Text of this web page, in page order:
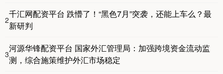
2
千汇网配资平台 跌懵了！“黑色7月”突袭，还能上车么？最
新研判
3
河源华锋配资平台 国家外汇管理局：加强跨境资金流动监
测，综合施策维护外汇市场稳定